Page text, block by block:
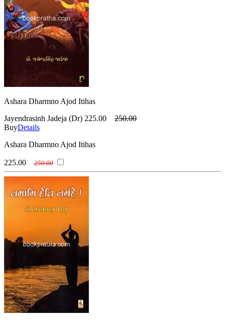
Ashara Dharmno Ajod Itihas
Jayendrasinh Jadeja (Dr) 225.00
250.00
BuyDetails
Ashara Dharmno Ajod Itihas
225.00 250.00